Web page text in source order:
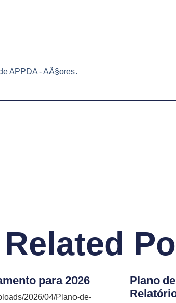
Related
para 2026
2026/04/Plano-de-
Plano